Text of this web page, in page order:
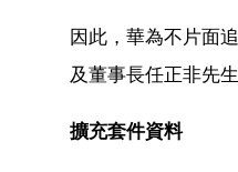
因此，華為不片面
及董事長任正非先
擴充套件資料